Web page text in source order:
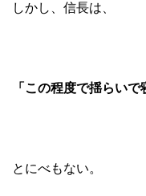
しかし、信長は、
「この程度で揺らい
とにべもない。